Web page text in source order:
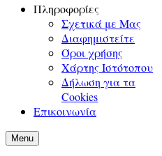
Πληροφορίες
Σχετικά με Μας
Διαφημιστείτε
Όροι χρήσης
Χάρτης Ιστότοπου
Δήλωση για τα
Cookies
Επικοινωνία
Menu